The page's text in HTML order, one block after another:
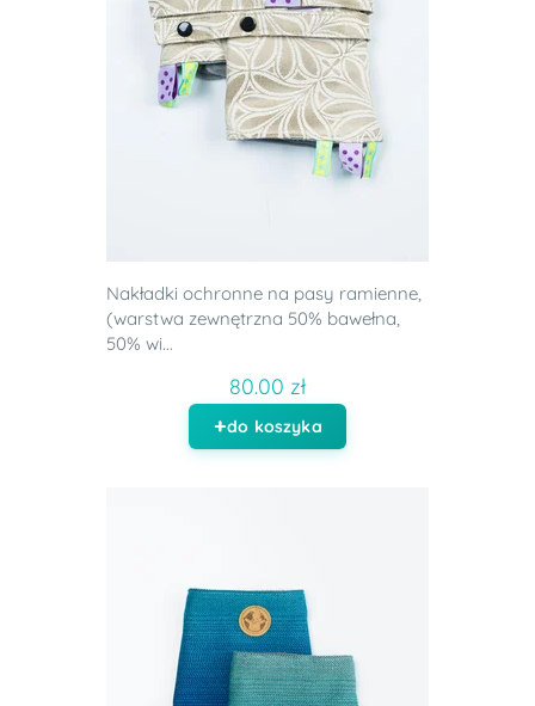
Nakładki ochronne na pasy ramienne,
(warstwa zewnętrzna 50% bawełna,
50% wi...
80.00 zł
do koszyka